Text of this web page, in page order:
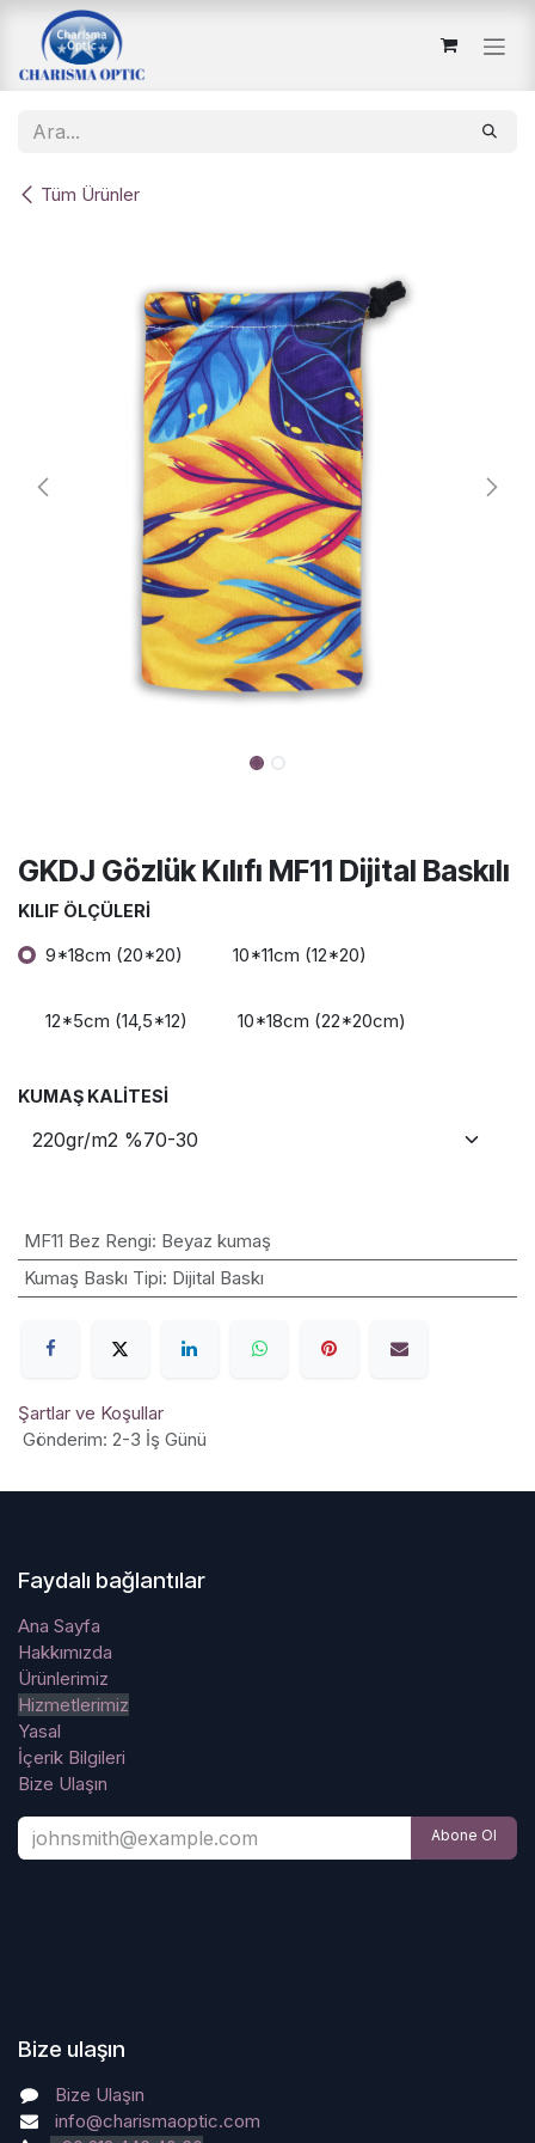
İçereği Atla
Tüm Ürünler
GKDJ Gözlük Kılıfı MF11 Dijital Baskılı
KILIF ÖLÇÜLERI
9*18cm (20*20) 10*11cm (12*20)
12*5cm (14,5*12) 10*18cm (22*20cm)
KUMAŞ KALITESI
MF11 Bez Rengi: Beyaz kumaş
Kumaş Baskı Tipi: Dijital Baskı
Şartlar ve Koşullar
Gönderim: 2-3 İş Günü
Faydalı bağlantılar
Ana Sayfa
Hakkımızda
Ürünlerimiz
Hizmetlerimiz
Yasal
İçerik Bilgileri
Bize Ulaşın
Abone Ol
Bize ulaşın
Bize Ulaşın
info@charismaoptic.com